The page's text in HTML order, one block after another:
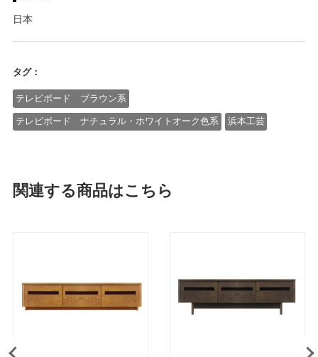
日本
タグ：
テレビボード ブラウン系
テレビボード ナチュラル・ホワイトオーク色系 浜本工芸
関連する商品はこちら